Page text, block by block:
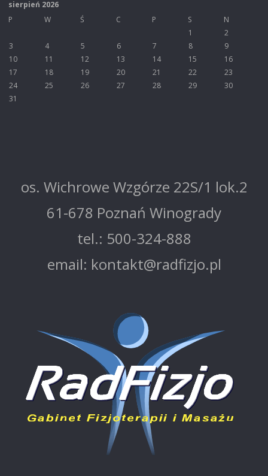
sierpień 2026
P
W Ś C P S
N
1
2
3
4 5 6 7 8
9
10
11 12 13 14 15
16
17
18 19 20 21 22
23
24
25 26 27 28 29
30
31
os. Wichrowe Wzgórze 22S/1 lok.2
61-678 Poznań Winogrady
tel.: 500-324-888
email: kontakt@radfizjo.pl